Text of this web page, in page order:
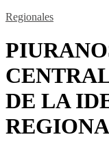
Regionales
DE LA